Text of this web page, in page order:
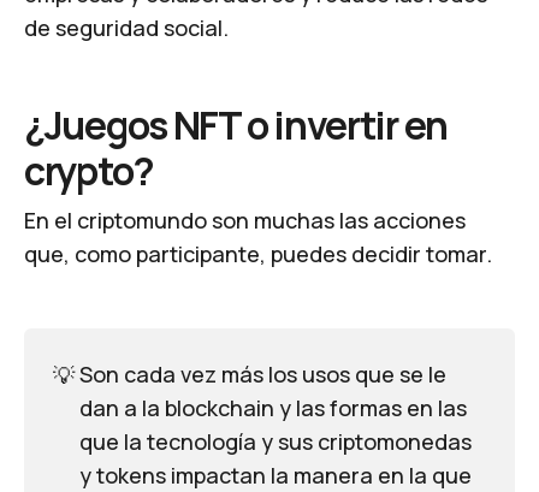
de seguridad social.
¿Juegos NFT o invertir en
crypto?
En el criptomundo son muchas las acciones
que, como participante, puedes decidir tomar.
💡Son cada vez más los usos que se le
dan a la blockchain y las formas en las
que la tecnología y sus criptomonedas
y tokens impactan la manera en la que